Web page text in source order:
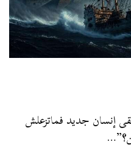
إنسان جديد فماتزعلش